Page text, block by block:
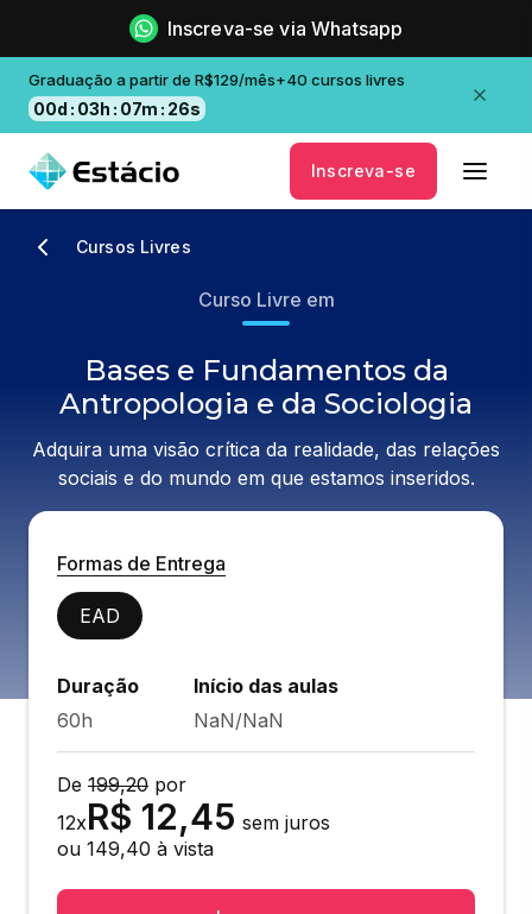
Inscreva-se via Whatsapp
Graduação a partir de R$129/mês+40 cursos livres
00d : 03h : 07m : 25s
Inscreva-se
Cursos Livres
Curso Livre em
Bases e Fundamentos da
Antropologia e da Sociologia
Adquira uma visão crítica da realidade, das relações
sociais e do mundo em que estamos inseridos.
Formas de Entrega
EAD
Duração
60h
Início das aulas
NaN/NaN
De 199,20 por
12xR$ 12,45 sem juros
ou 149,40 à vista